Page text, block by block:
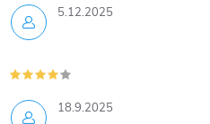
5.12.2025
18.9.2025